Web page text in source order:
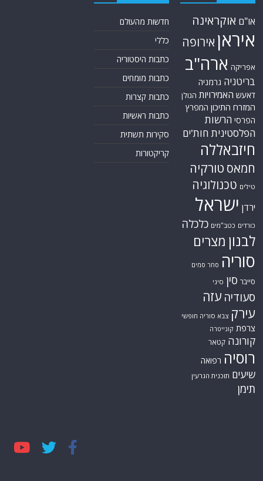
או"ם אוקראינה
איראן אירופה
אפריקה ארה"ב
בריטניה גרמניה
דאעש האמירויות הגולן
המזרח התיכון המפרץ
הפרסי הרשות
הפלסטינית חות'ים
חיזבאללה
חמאס טורקיה
טילים טכנולוגיה
ירדן ישראל
כורדים כטב"מים כלכלה
לבנון מצרים
סוריה סחר סמים
סייבר סין סיני
סעודיה עזה
עירק צבא סוריה חופשי
צרפת קונייטרה
קורונה קטאר
רוסיה רפואה
שיעים תוכנית הגרעין
תימן
חדשות מהעולם
כללי
כתבות היסטוריה
כתבות מומחים
כתבות קצרות
כתבות ראשיות
סקירות תשתית
קריקטורות